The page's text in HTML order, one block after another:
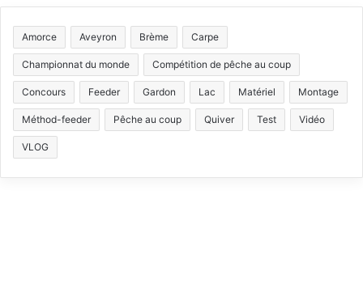
S
c
e
b
o
u
T
s
t
g
T
o
k
Amorce Aveyron Brème Carpe
Championnat du monde Compétition de pêche au coup
Concours Feeder Gardon Lac Matériel Montage
Méthod-feeder Pêche au coup Quiver Test Vidéo
VLOG